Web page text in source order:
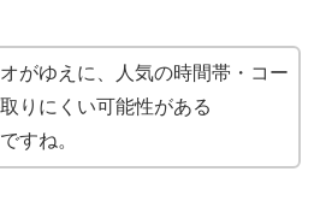
がゆえに、人気の時間帯・コー
りにくい可能性がある
すね。